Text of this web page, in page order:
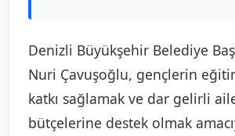
Denizli Büyükşehir Belediye
Nuri Çavuşoğlu, gençlerin
katkı sağlamak ve dar gelirli
bütçelerine destek olmak